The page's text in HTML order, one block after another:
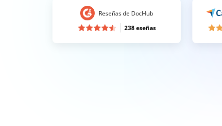
Reseñas de DocHub
238 eseñas